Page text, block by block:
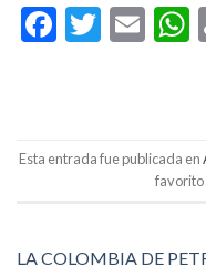
Facebook
Esta entrada fue publicada en
favorito
LA COLOMBIA DE